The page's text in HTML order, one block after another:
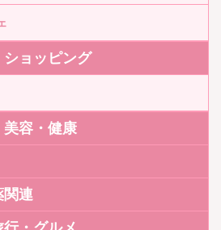
ショッピング
美容・健康
関連